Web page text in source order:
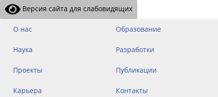
Версия сайта для слабовидящих
О нас Образование
Наука Разработки
Проекты Публикации
Карьера Контакты